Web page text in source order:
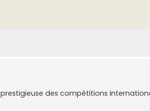
des compétitions